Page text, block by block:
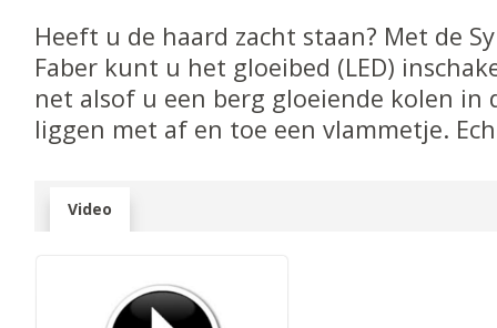
Heeft u de haard zacht staan? Met de
Faber kunt u het gloeibed (LED)
net alsof u een berg gloeiende kolen in
liggen met af en toe een vlammetje.
Video